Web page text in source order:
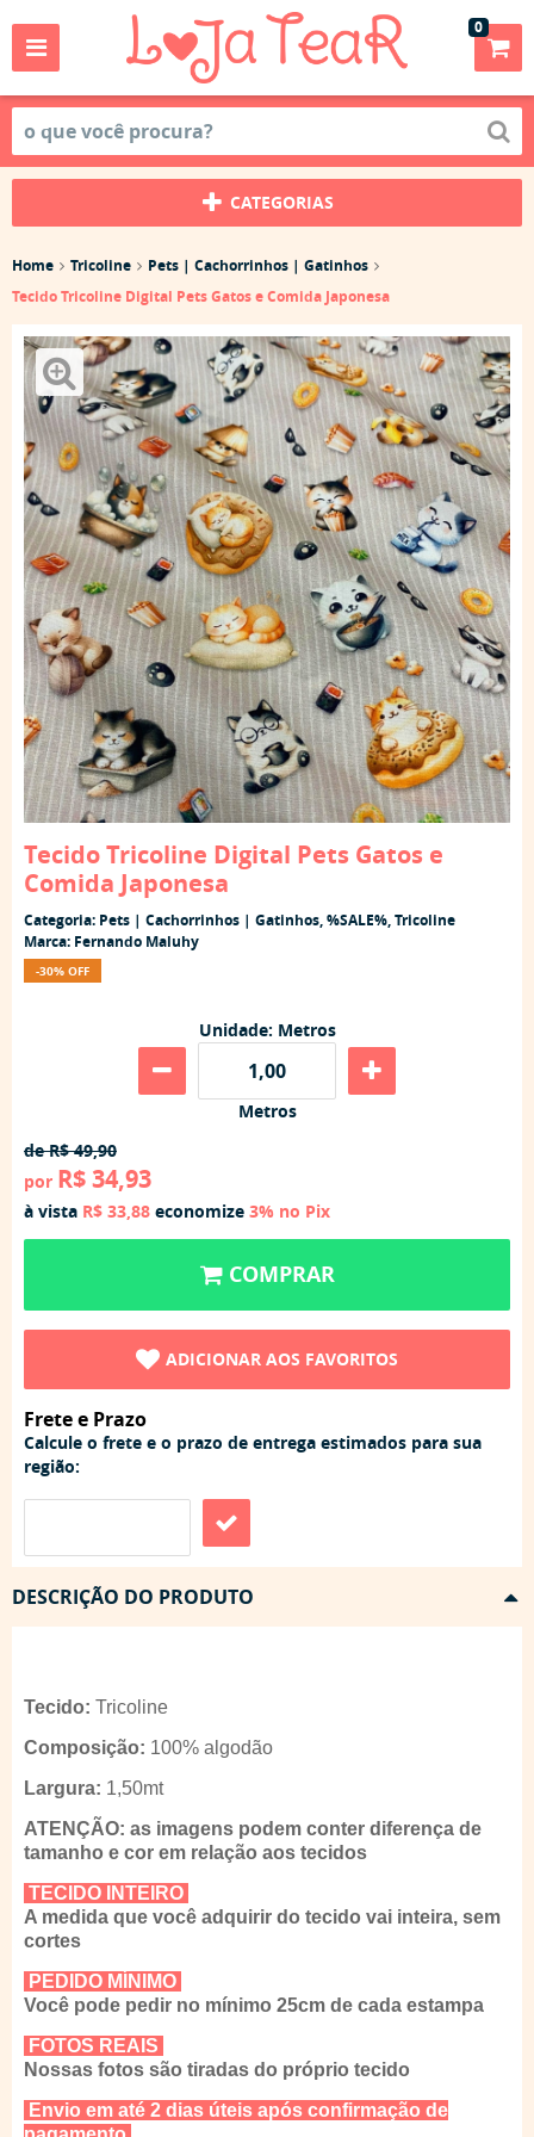
0
CATEGORIAS
Home Tricoline
Pets | Cachorrinhos | Gatinhos
Tecido Tricoline Digital Pets Gatos e Comida Japonesa
Tecido Tricoline Digital Pets Gatos e
Comida Japonesa
Categoria: Pets | Cachorrinhos | Gatinhos,%SALE%,Tricoline
Marca: Fernando Maluhy
-30% OFF
Unidade: Metros
Metros
de R$ 49,90
por R$ 34,93
à vista R$ 33,88 economize 3% no Pix
COMPRAR
ADICIONAR AOS FAVORITOS
Frete e Prazo
Calcule o frete e o prazo de entrega estimados para sua
região:
DESCRIÇÃO DO PRODUTO
Tecido: Tricoline
Composição: 100% algodão
Largura: 1,50mt
ATENÇÃO: as imagens podem conter diferença de
tamanho e cor em relação aos tecidos
TECIDO INTEIRO
A medida que você adquirir do tecido vai inteira, sem
cortes
PEDIDO MÍNIMO
Você pode pedir no mínimo 25cm de cada estampa
FOTOS REAIS
Nossas fotos são tiradas do próprio tecido
Envio em até 2 dias úteis após confirmação de